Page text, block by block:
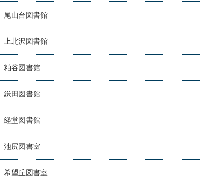
尾山台図書館
上北沢図書館
粕谷図書館
鎌田図書館
経堂図書館
池尻図書室
希望丘図書室